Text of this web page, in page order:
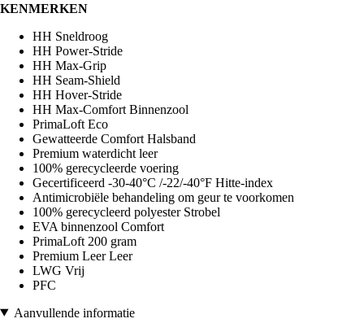
KENMERKEN
HH Sneldroog
HH Power-Stride
HH Max-Grip
HH Seam-Shield
HH Hover-Stride
HH Max-Comfort Binnenzool
PrimaLoft Eco
Gewatteerde Comfort Halsband
Premium waterdicht leer
100% gerecycleerde voering
Gecertificeerd -30-40°C /-22/-40°F Hitte-index
Antimicrobiële behandeling om geur te voorkomen
100% gerecycleerd polyester Strobel
EVA binnenzool Comfort
PrimaLoft 200 gram
Premium Leer Leer
LWG Vrij
PFC
Aanvullende informatie